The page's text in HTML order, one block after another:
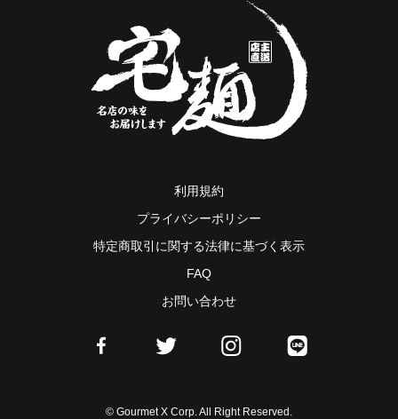
利用規約
プライバシーポリシー
特定商取引に関する法律に基づく表示
FAQ
お問い合わせ
© Gourmet X Corp. All Right Reserved.